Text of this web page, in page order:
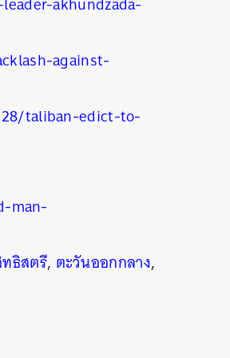
against-
taliban-edict-to-
man-
ธิสตรี, ตะวันออกกลาง,